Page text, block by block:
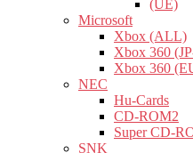
(UE)
Microsoft
Xbox (ALL)
Xbox 360
Xbox 360
NEC
Hu-Cards
CD-ROM2
Super CD-
SNK